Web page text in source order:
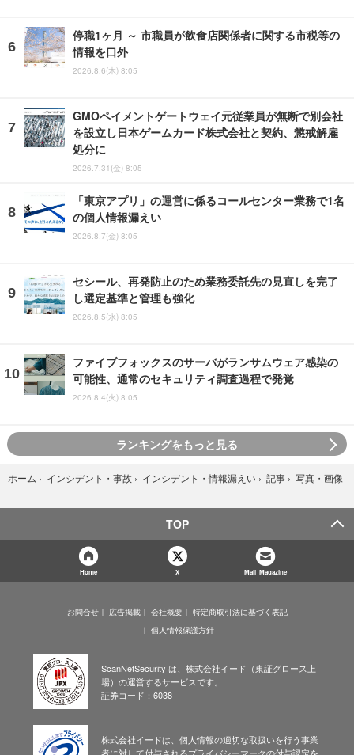
停職1ヶ月 ～ 市職員が飲食店関係者に関する市税等の
情報を口外
2026.8.6(木) 8:05
GMOペイメントゲートウェイ元従業員が無断で別会社
を設立し日本ゲームカード株式会社と契約、懲戒解雇
処分に
2026.7.31(金) 8:05
「東京アプリ」の運営に係るコールセンター業務で1名
の個人情報漏えい
2026.8.7(金) 8:05
セシール、再発防止のため業務委託先の見直しを完了
し選定基準と管理も強化
2026.8.5(水) 8:05
ファイブフォックスのサーバがランサムウェア感染の
可能性、通常のセキュリティ調査過程で発覚
2026.8.4(火) 8:05
ランキングをもっと見る
ホーム › インシデント・事故 › インシデント・情報漏えい › 記事 › 写真・画像
TOP
Home X Mail Magazine
お問合せ 広告掲載 会社概要
特定商取引法に基づく表記
個人情報保護方針
ScanNetSecurity は、株式会社イード（東証グロース上
場）の運営するサービスです。
証券コード：6038
株式会社イードは、個人情報の適切な取扱いを行う事業